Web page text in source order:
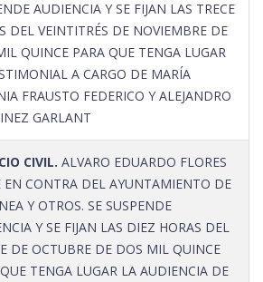
AUDIENCIA Y SE FIJAN LAS TRECE
DEL VEINTITRÉS DE NOVIEMBRE DE
QUINCE PARA QUE TENGA LUGAR
A CARGO DE MARÍA
FRAUSTO FEDERICO Y ALEJANDRO
GARLANT
CIVIL. ALVARO EDUARDO FLORES
EN CONTRA DEL AYUNTAMIENTO DE
Y OTROS. SE SUSPENDE
Y SE FIJAN LAS DIEZ HORAS DEL
DE OCTUBRE DE DOS MIL QUINCE
TENGA LUGAR LA AUDIENCIA DE